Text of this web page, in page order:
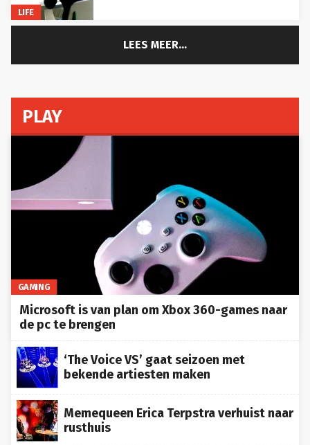
LIFE
LEES MEER...
PLAY
GAMING
Microsoft is van plan om Xbox 360-games naar
de pc te brengen
‘The Voice VS’ gaat seizoen met
bekende artiesten maken
Memequeen Erica Terpstra verhuist naar
rusthuis